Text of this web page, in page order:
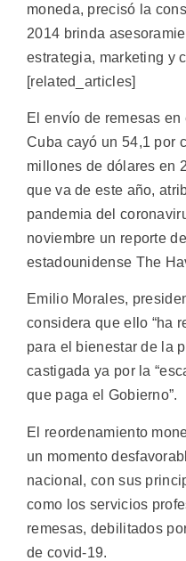
moneda, precisó la
2014 brinda
estrategia, marketing y
[related_articles]
El envío de remesas
Cuba cayó un 54,1 por
millones de dólares en
que va de este año,
pandemia del
noviembre un reporte
estadounidense The
Emilio Morales,
considera que ello “ha
para el bienestar de la
castigada ya por la
que paga el Gobierno”.
El reordenamiento
un momento
nacional, con sus
como los servicios
remesas, debilitados
de covid-19.